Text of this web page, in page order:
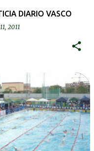
DIARIO VASCO
2011